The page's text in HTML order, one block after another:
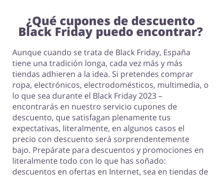
¿Qué cupones de descuento
Black Friday puedo encontrar?
Aunque cuando se trata de Black Friday, España
tiene una tradición longa, cada vez más y más
tiendas adhieren a la idea. Si pretendes comprar
ropa, electrónicos, electrodomésticos, multimedia, o
lo que sea durante el Black Friday 2023 –
encontrarás en nuestro servicio cupones de
descuento, que satisfagan plenamente tus
expectativas, literalmente, en algunos casos el
precio con descuento será sorprendentemente
bajo. Prepárate para descuentos y promociones en
literalmente todo con lo que has soñado:
descuentos en ofertas en Internet, sea en tiendas de